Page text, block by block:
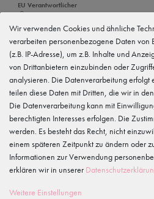
EU Verantwortlicher
tanzmuster GmbH
Gewerbeparkring 2, 15299 Müllrose,
service@tanzmuster.de
033606-779250
Hersteller
tanzmuster
Gewerbeparkring 2, 15299 Müllrose,
service@tanzmuster.de
033606-779250
Merkmale
Wir verwenden Cookies und ähnliche
verarbeiten personenbezogene Daten von
(z.B. IP-Adresse), um z.B. Inhalte und
von Drittanbietern einzubinden oder
analysieren. Die Datenverarbeitung erfolgt
teilen diese Daten mit Dritten, die wir in
Die Datenverarbeitung kann mit
berechtigten Interesses erfolgen. Die
werden. Es besteht das Recht, nicht
einem späteren Zeitpunkt zu ändern oder
Informationen zur Verwendung
erklären wir in unserer
Weitere Einstellungen